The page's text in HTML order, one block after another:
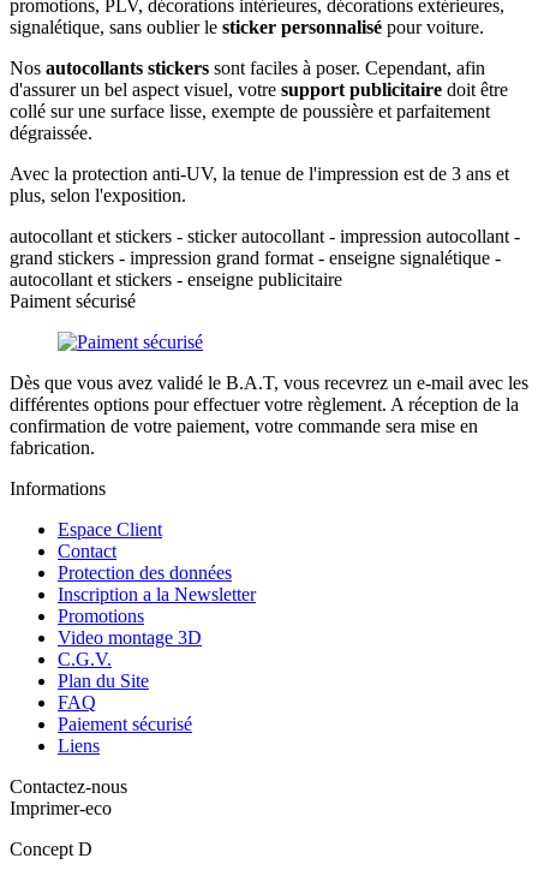
promotions, PLV, décorations intérieures, décorations extérieures,
signalétique, sans oublier le sticker personnalisé pour voiture.
Nos autocollants stickers sont faciles à poser. Cependant, afin
d'assurer un bel aspect visuel, votre support publicitaire doit être
collé sur une surface lisse, exempte de poussière et parfaitement
dégraissée.
Avec la protection anti-UV, la tenue de l'impression est de 3 ans et
plus, selon l'exposition.
autocollant et stickers - sticker autocollant - impression autocollant -
grand stickers - impression grand format - enseigne signalétique -
autocollant et stickers - enseigne publicitaire
Paiment sécurisé
Dès que vous avez validé le B.A.T, vous recevrez un e-mail avec les
différentes options pour effectuer votre règlement. A réception de la
confirmation de votre paiement, votre commande sera mise en
fabrication.
Informations
Espace Client
Contact
Protection des données
Inscription a la Newsletter
Promotions
Video montage 3D
C.G.V.
Plan du Site
FAQ
Paiement sécurisé
Liens
Contactez-nous
Imprimer-eco
Concept D